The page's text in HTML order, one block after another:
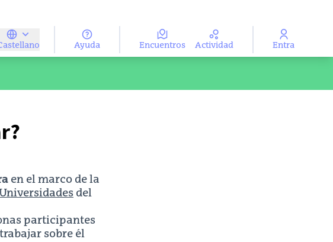
el idiomaAukeratu hizkuntza
Ayuda Encuentros Actividad Entra
en el marco de la
del
participantes
sobre él